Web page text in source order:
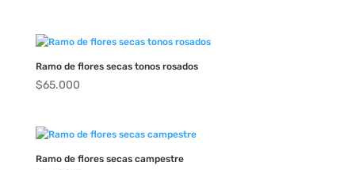
Ramo de flores secas tonos rosados
$65.000
Ramo de flores secas campestre